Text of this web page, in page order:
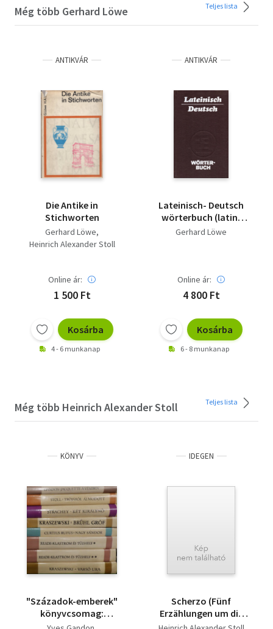
Még több Gerhard Löwe Teljes lista
ANTIKVÁR
Die Antike in
Stichworten
Gerhard Löwe
Heinrich Alexander Stoll
Online ár:
1 500 Ft
Kosárba
4 - 6 munkanap
ANTIKVÁR
Lateinisch- Deutsch
wörterbuch (latin-
német szótár)
Gerhard Löwe
Online ár:
4 800 Ft
Kosárba
6 - 8 munkanap
Még több Heinrich Alexander Stoll Teljes lista
KÖNYV
"Századok-emberek"
könyvcsomag:
Jaquette a vészben+
IDEGEN
Scherzo (Fünf
Erzählungen um die
Kunst)